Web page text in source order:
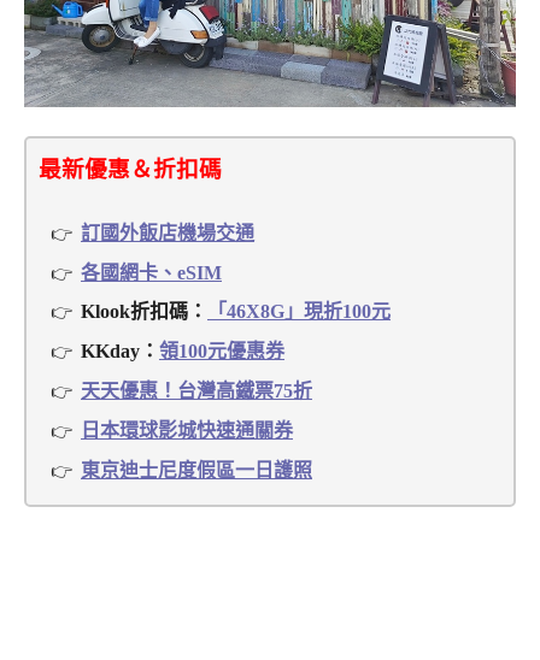
最新優惠＆折扣碼
訂國外飯店機場交通
各國網卡、eSIM
Klook折扣碼：
「46X8G」現折100元
KKday： 領100元優惠券
天天優惠！台灣高鐵票75折
日本環球影城快速通關券
東京迪士尼度假區一日護照